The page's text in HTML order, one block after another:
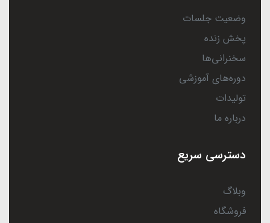
وضعیت جلسات
پخش زنده
سخنرانی‌ها
دوره‌های آموزشی
تولیدات
درباره ما
دسترسی سریع
وبلاگ
فروشگاه